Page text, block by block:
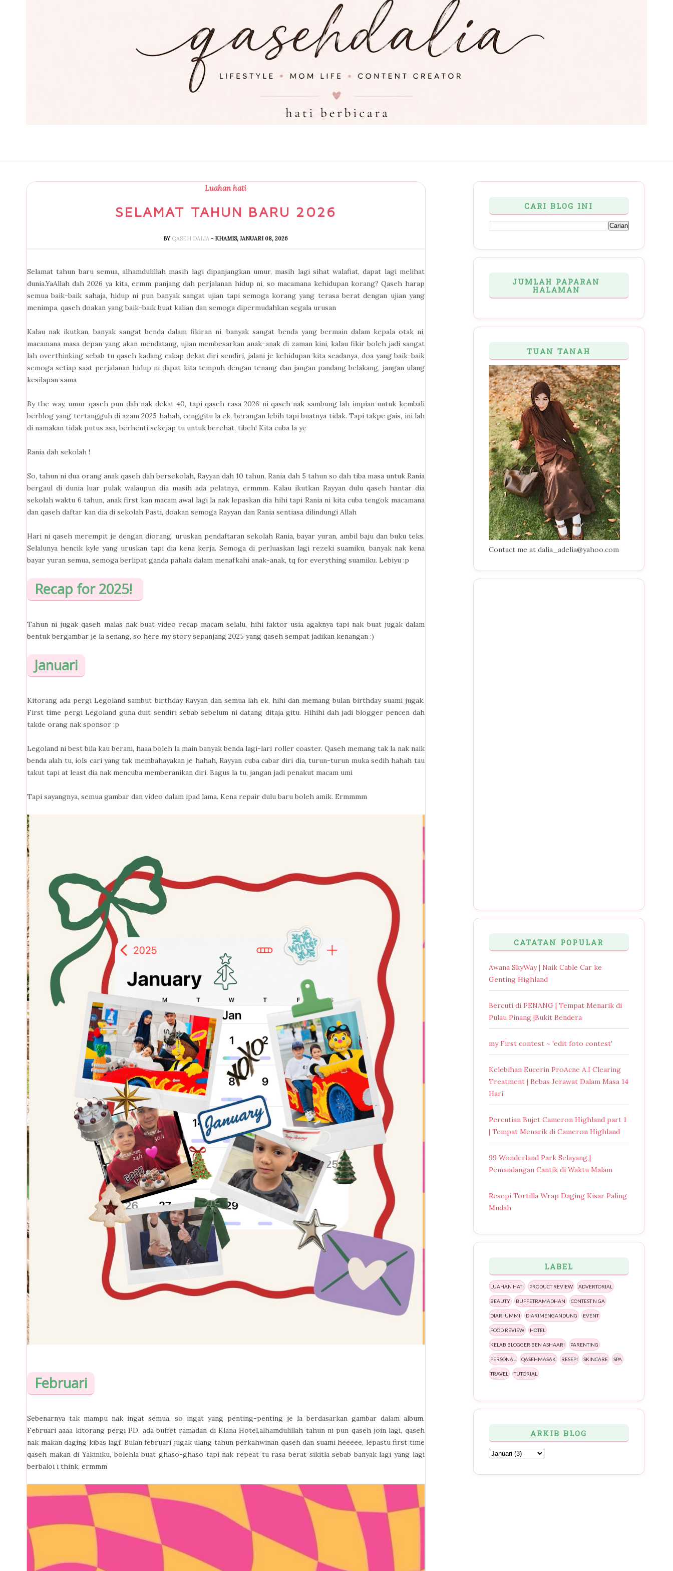
Luahan hati
SELAMAT TAHUN BARU 2026
BY QASEH DALIA- KHAMIS, JANUARI 08, 2026
Selamat tahun baru semua, alhamdulillah masih lagi dipanjangkan umur, masih lagi sihat walafiat, dapat lagi melihat
dunia.YaAllah dah 2026 ya kita, ermm panjang dah perjalanan hidup ni, so macamana kehidupan korang? Qaseh harap
semua baik-baik sahaja, hidup ni pun banyak sangat ujian tapi semoga korang yang terasa berat dengan ujian yang
menimpa, qaseh doakan yang baik-baik buat kalian dan semoga dipermudahkan segala urusan
Kalau nak ikutkan, banyak sangat benda dalam fikiran ni, banyak sangat benda yang bermain dalam kepala otak ni,
macamana masa depan yang akan mendatang, ujian membesarkan anak-anak di zaman kini, kalau fikir boleh jadi sangat
lah overthinking sebab tu qaseh kadang cakap dekat diri sendiri, jalani je kehidupan kita seadanya, doa yang baik-baik
semoga setiap saat perjalanan hidup ni dapat kita tempuh dengan tenang dan jangan pandang belakang, jangan ulang
kesilapan sama
By the way, umur qaseh pun dah nak dekat 40, tapi qaseh rasa 2026 ni qaseh nak sambung lah impian untuk kembali
berblog yang tertangguh di azam 2025 hahah, cenggitu la ek, berangan lebih tapi buatnya tidak. Tapi takpe gais, ini lah
di namakan tidak putus asa, berhenti sekejap tu untuk berehat, tibeh! Kita cuba la ye
Rania dah sekolah !
So, tahun ni dua orang anak qaseh dah bersekolah, Rayyan dah 10 tahun, Rania dah 5 tahun so dah tiba masa untuk Rania
bergaul di dunia luar pulak walaupun dia masih ada pelatnya, ermmm. Kalau ikutkan Rayyan dulu qaseh hantar dia
sekolah waktu 6 tahun, anak first kan macam awal lagi la nak lepaskan dia hihi tapi Rania ni kita cuba tengok macamana
dan qaseh daftar kan dia di sekolah Pasti, doakan semoga Rayyan dan Rania sentiasa dilindungi Allah
Hari ni qaseh merempit je dengan diorang, uruskan pendaftaran sekolah Rania, bayar yuran, ambil baju dan buku teks.
Selalunya hencik kyle yang uruskan tapi dia kena kerja. Semoga di perluaskan lagi rezeki suamiku, banyak nak kena
bayar yuran semua, semoga berlipat ganda pahala dalam menafkahi anak-anak, tq for everything suamiku. Lebiyu :p
Recap for 2025!
Tahun ni jugak qaseh malas nak buat video recap macam selalu, hihi faktor usia agaknya tapi nak buat jugak dalam
bentuk bergambar je la senang, so here my story sepanjang 2025 yang qaseh sempat jadikan kenangan :)
Januari
Kitorang ada pergi Legoland sambut birthday Rayyan dan semua lah ek, hihi dan memang bulan birthday suami jugak.
First time pergi Legoland guna duit sendiri sebab sebelum ni datang ditaja gitu. Hihihi dah jadi blogger pencen dah
takde orang nak sponsor :p
Legoland ni best bila kau berani, haaa boleh la main banyak benda lagi-lari roller coaster. Qaseh memang tak la nak naik
benda alah tu, iols cari yang tak membahayakan je hahah, Rayyan cuba cabar diri dia, turun-turun muka sedih hahah tau
takut tapi at least dia nak mencuba memberanikan diri. Bagus la tu, jangan jadi penakut macam umi
Tapi sayangnya, semua gambar dan video dalam ipad lama. Kena repair dulu baru boleh amik. Ermmmm
Februari
Sebenarnya tak mampu nak ingat semua, so ingat yang penting-penting je la berdasarkan gambar dalam album.
Februari aaaa kitorang pergi PD, ada buffet ramadan di Klana Hotel,alhamdulillah tahun ni pun qaseh join lagi, qaseh
nak makan daging kibas lagi! Bulan februari jugak ulang tahun perkahwinan qaseh dan suami heeeee, lepastu first time
qaseh makan di Yakiniku, bolehla buat ghaso-ghaso tapi nak repeat tu rasa berat sikitla sebab banyak lagi yang lagi
berbaloi i think, ermmm
CARI BLOG INI
JUMLAH PAPARAN
HALAMAN
TUAN TANAH
Contact me at dalia_adelia@yahoo.com
CATATAN POPULAR
Awana SkyWay | Naik Cable Car ke
Genting Highland
Bercuti di PENANG | Tempat Menarik di
Pulau Pinang |Bukit Bendera
my First contest ~ 'edit foto contest'
Kelebihan Eucerin ProAcne A.I Clearing
Treatment | Bebas Jerawat Dalam Masa 14
Hari
Percutian Bujet Cameron Highland part 1
| Tempat Menarik di Cameron Highland
99 Wonderland Park Selayang |
Pemandangan Cantik di Waktu Malam
Resepi Tortilla Wrap Daging Kisar Paling
Mudah
LABEL
LUAHAN HATI PRODUCT REVIEW ADVERTORIAL
BEAUTY BUFFETRAMADHAN CONTEST N GA
DIARI UMMI DIARIMENGANDUNG EVENT
FOOD REVIEW HOTEL
KELAB BLOGGER BEN ASHAARI PARENTING
PERSONAL QASEHMASAK RESEPI SKINCARE SPA
TRAVEL TUTORIAL
ARKIB BLOG